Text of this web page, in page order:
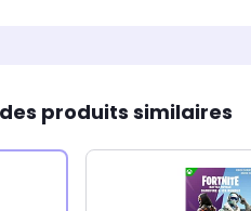
produits similaires